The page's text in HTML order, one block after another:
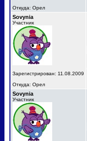
Откуда: Орел
Sovynia
Участник
Зарегистрирован: 11.08.2009
Откуда: Орел
Sovynia
Участник